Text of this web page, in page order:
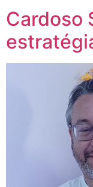
Cardoso